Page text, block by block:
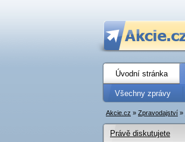
Úvodní stránka
Všechny zprávy
Akcie.cz » Zpravodajství »
Právě diskutujete